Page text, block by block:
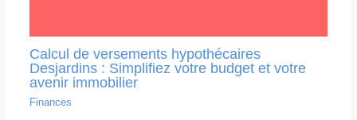
Calcul de versements hypothécaires
Desjardins : Simplifiez votre budget et votre
avenir immobilier
Finances